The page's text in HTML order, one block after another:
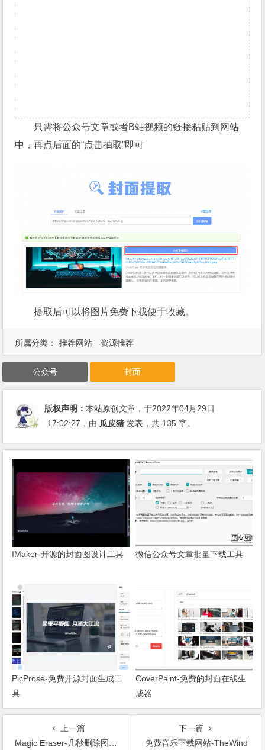
只需将公众号文章或者B站视频的链接粘贴到网站
中，再点后面的“点击抽取”即可
提取后可以将图片免费下载便于收藏。
所属分类： 推荐网站 资源推荐
公众号 封面
版权声明：本站原创文章，于2022年04月29日
17:02:27 ，由 瓜皮猪 发表，共 135 字。
IMaker-开源的封面图设计工具 微信公众号文章批量下载工具
PicProse-免费开源封面生成工
具
CoverPaint-免费的封面在线生
成器
上一篇
Magic Eraser-几秒删除图片中不想要的东西
下一篇
免费音乐下载网站-TheWind